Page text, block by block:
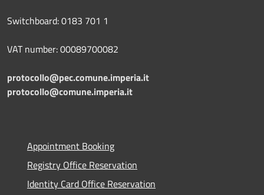
Switchboard: 0183 701 1
VAT number: 00089700082
protocollo@pec.comune.imperia.it
protocollo@comune.imperia.it
Appointment Booking
Registry Office Reservation
Identity Card Office Reservation